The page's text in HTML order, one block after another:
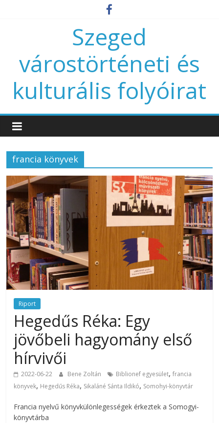
Szeged
várostörténeti és
kulturális folyóirat
francia könyvek
Riport
Hegedűs Réka: Egy
jövőbeli hagyomány első
hírvivői
2022-06-22 Bene Zoltán Biblionef egyesület,francia
könyvek, Hegedűs Réka, Sikaláné Sánta Ildikó, Somohyi-könyvtár
Francia nyelvű könyvkülönlegességek érkeztek a Somogyi-
könyvtárba